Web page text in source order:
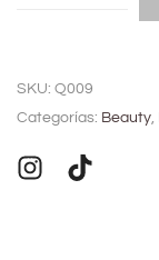
t
r
SKU: Q009
Categorías: Beauty,